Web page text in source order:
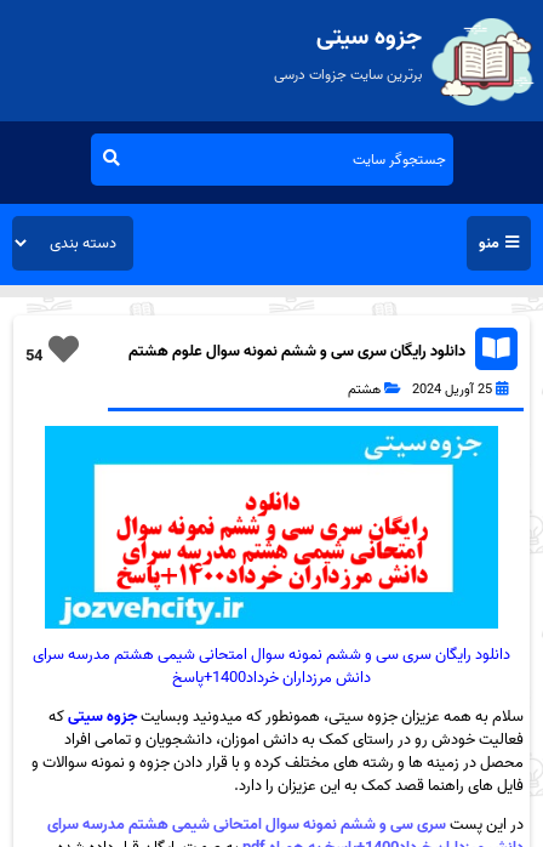
جزوه سیتی
برترین سایت جزوات درسی
منو
54
دانلود رایگان سری سی و ششم نمونه سوال علوم هشتم
25 آوریل 2024 هشتم
دانلود رایگان سری سی و ششم نمونه سوال امتحانی شیمی هشتم مدرسه سرای
دانش مرزداران خرداد1400+پاسخ
سلام به همه عزیزان جزوه سیتی، همونطور که میدونید وبسایتجزوه سیتیکه
فعالیت خودش رو در راستای کمک به دانش اموزان، دانشجویان و تمامی افراد
محصل در زمینه ها و رشته های مختلف کرده و با قرار دادن جزوه و نمونه سوالات و
فایل های راهنما قصد کمک به این عزیزان را دارد.
در این پستسری سی و ششم نمونه سوال امتحانی شیمی هشتم مدرسه سرای